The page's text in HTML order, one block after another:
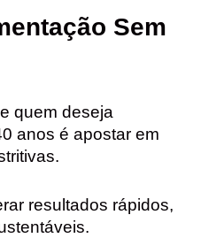
Sem
quem deseja
anos é apostar em
resultados rápidos,